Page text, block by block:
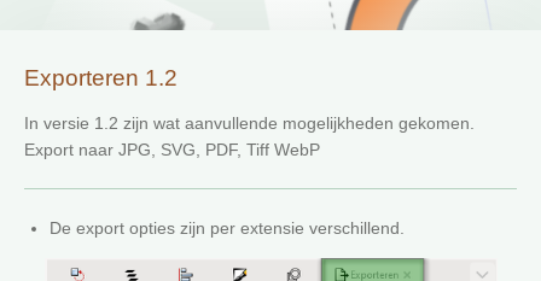
Exporteren 1.2
In versie 1.2 zijn wat aanvullende mogelijkheden gekomen.
Export naar JPG, SVG, PDF, Tiff WebP
De export opties zijn per extensie verschillend.